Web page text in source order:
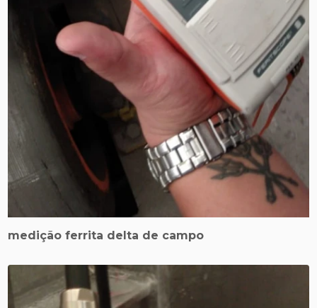
medição ferrita delta de campo